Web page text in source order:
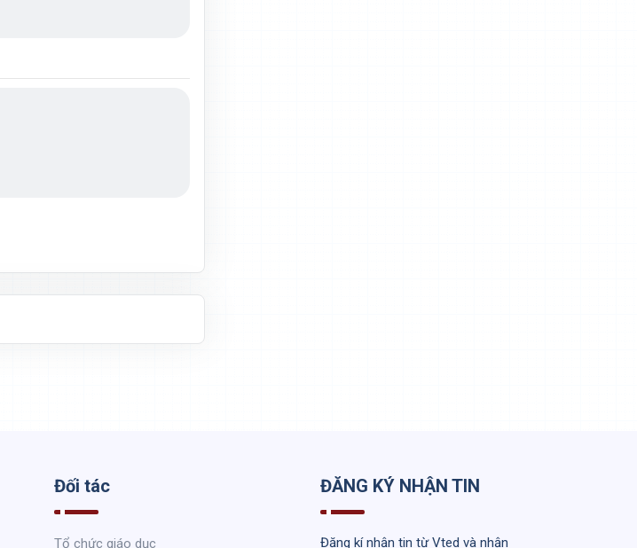
Đối tác
Tổ chức giáo dục
ĐĂNG KÝ NHẬN TIN
Đăng kí nhận tin từ Vted và nhận